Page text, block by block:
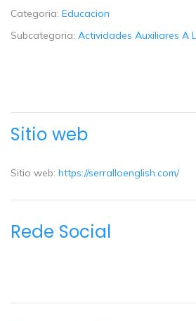
Categoria: Educacion
Subcategoria: Actividades Auxiliares A
Sitio web
Sitio web: https://serralloenglish.com/
Rede Social